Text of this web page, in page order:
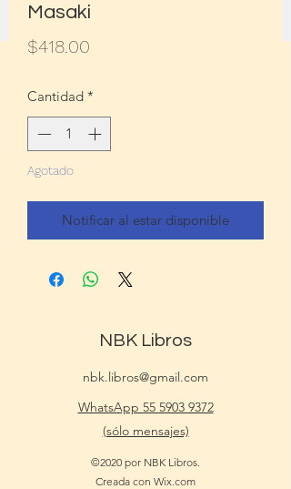
Masaki
$418.00
Cantidad *
Agotado
Notificar al estar disponible
NBK Libros
nbk.libros@gmail.com
WhatsApp 55 5903 9372
(sólo mensajes)
©2020 por NBK Libros.
Creada con Wix.com